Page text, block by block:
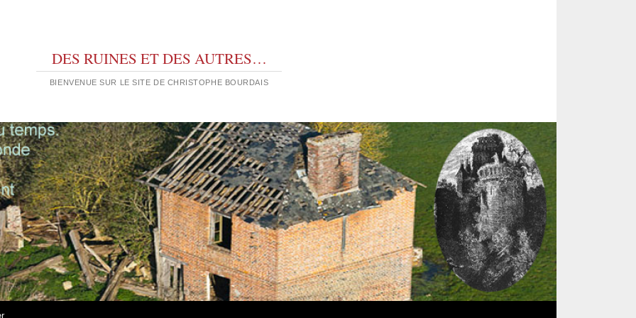
DES RUINES ET DES AUTRES…
BIENVENUE SUR LE SITE DE CHRISTOPHE BOURDAIS